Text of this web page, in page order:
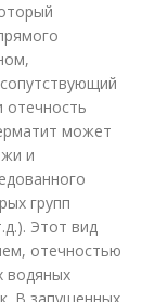
отечность
может
и
групп
Этот вид
отечностью
водяных